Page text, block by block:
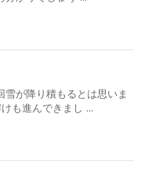
雪が降り積もるとは思いま
も進んできまし ...